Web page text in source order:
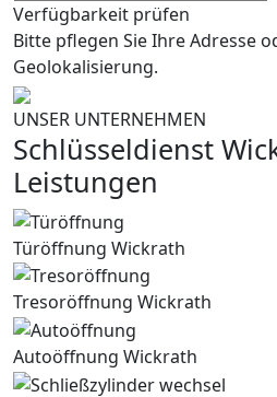
Verfügbarkeit prüfen
Bitte pflegen Sie Ihre Adresse
Geolokalisierung.
UNSER UNTERNEHMEN
Schlüsseldienst
Leistungen
Türöffnung Wickrath
Tresoröffnung Wickrath
Autoöffnung Wickrath